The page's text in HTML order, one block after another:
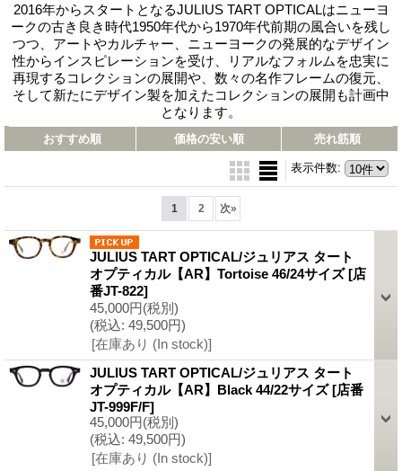
2016年からスタートとなるJULIUS TART OPTICALはニューヨ
ークの古き良き時代1950年代から1970年代前期の風合いを残し
つつ、アートやカルチャー、ニューヨークの発展的なデザイン
性からインスピレーションを受け、リアルなフォルムを忠実に
再現するコレクションの展開や、数々の名作フレームの復元、
そして新たにデザイン製を加えたコレクションの展開も計画中
となります。
おすすめ順 価格の安い順 売れ筋順
表示件数:
1 2 次»
JULIUS TART OPTICAL/ジュリアス タート
オプティカル【AR】Tortoise 46/24サイズ[店
番JT-822]
45,000円(税別)
(税込: 49,500円)
[在庫あり (In stock)]
JULIUS TART OPTICAL/ジュリアス タート
オプティカル【AR】Black 44/22サイズ[店番
JT-999F/F]
45,000円(税別)
(税込: 49,500円)
[在庫あり (In stock)]